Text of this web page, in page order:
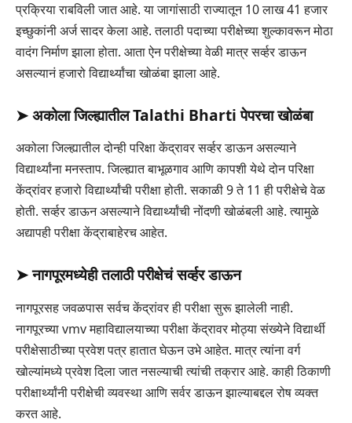
प्रक्रिया राबविली जात आहे. या जागांसाठी राज्यातून 10 लाख 41 हजार
इच्छुकांनी अर्ज सादर केला आहे. तलाठी पदाच्या परीक्षेच्या शुल्कावरून मोठा
वादंग निर्माण झाला होता. आता ऐन परीक्षेच्या वेळी मात्र सर्व्हर डाऊन
असल्यानं हजारो विद्यार्थ्यांचा खोळंबा झाला आहे.
➤अकोला जिल्ह्यातील Talathi Bharti पेपरचा खोळंबा
अकोला जिल्ह्यातील दोन्ही परिक्षा केंद्रावर सर्व्हर डाऊन असल्याने
विद्यार्थ्यांना मनस्ताप. जिल्ह्यात बाभूळगाव आणि कापशी येथे दोन परिक्षा
केंद्रांवर हजारो विद्यार्थ्यांची परीक्षा होती. सकाळी 9 ते 11 ही परीक्षेचे वेळ
होती. सर्व्हर डाऊन असल्याने विद्यार्थ्यांची नोंदणी खोळंबली आहे. त्यामुळे
अद्यापही परीक्षा केंद्राबाहेरच आहेत.
➤नागपूरमध्येही तलाठी परीक्षेचं सर्व्हर डाऊन
नागपूरसह जवळपास सर्वच केंद्रांवर ही परीक्षा सुरू झालेली नाही.
नागपूरच्या vmv महाविद्यालयाच्या परीक्षा केंद्रावर मोठ्या संख्येने विद्यार्थी
परीक्षेसाठीच्या प्रवेश पत्र हातात घेऊन उभे आहेत. मात्र त्यांना वर्ग
खोल्यांमध्ये प्रवेश दिला जात नसल्याची त्यांची तक्रार आहे. काही ठिकाणी
परीक्षार्थ्यांनी परीक्षेची व्यवस्था आणि सर्वर डाऊन झाल्याबद्दल रोष व्यक्त
करत आहे.